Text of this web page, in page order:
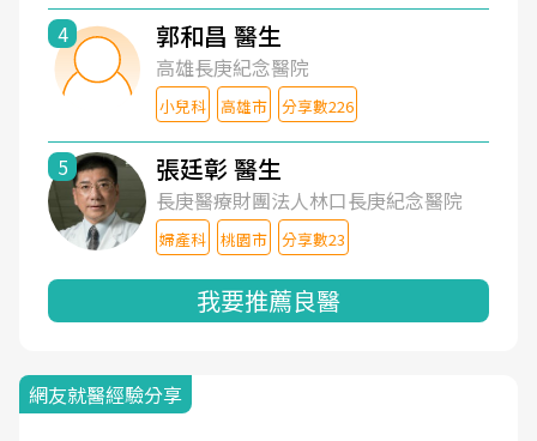
4 郭和昌 醫生
高雄長庚紀念醫院
小兒科 高雄市 分享數226
5 張廷彰 醫生
長庚醫療財團法人林口長庚紀念醫院
婦產科 桃園市 分享數23
我要推薦良醫
網友就醫經驗分享